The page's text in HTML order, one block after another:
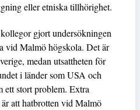
eller etniska tillhörighet.
gjort undersökningen
vid Malmö högskola. Det är
medan utsattheten för
i länder som USA och
ett stort problem. Extra
att hatbrotten vid Malmö